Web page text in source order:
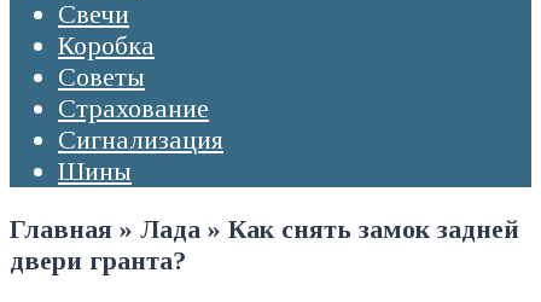
Свечи
Коробка
Советы
Страхование
Сигнализация
Шины
Главная » Лада » Как снять замок задней
двери гранта?